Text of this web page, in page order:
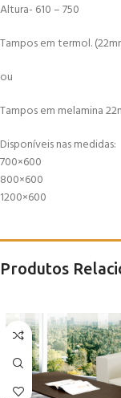
Altura- 610 – 750
Tampos em termol.
ou
Tampos em melamina
Disponíveis nas medidas:
700×600
800×600
1200×600
Produtos